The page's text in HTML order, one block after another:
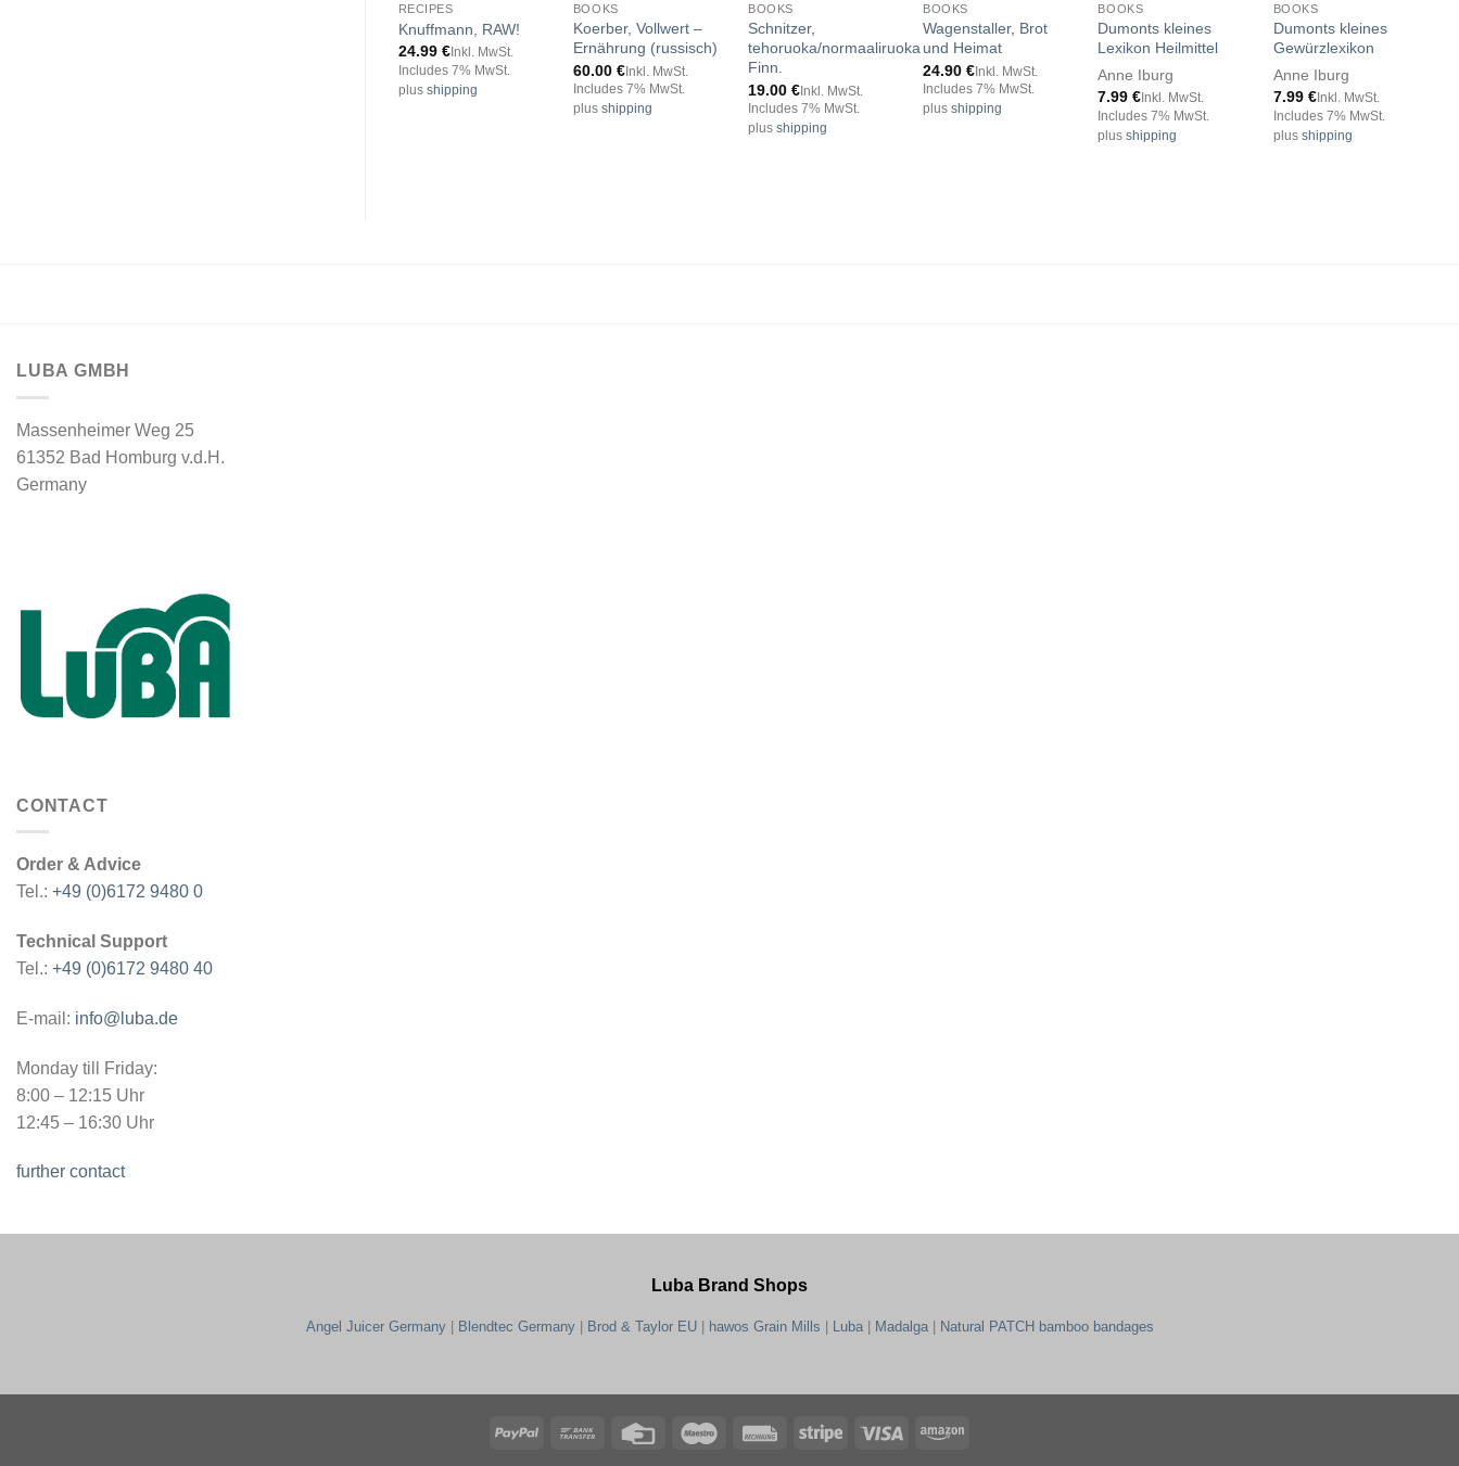
RECIPES
Knuffmann, RAW!
24.99 €Inkl. MwSt.
Includes 7% MwSt.
plus shipping
BOOKS
Koerber, Vollwert –
Ernährung (russisch)
60.00 €Inkl. MwSt.
Includes 7% MwSt.
plus shipping
BOOKS
Schnitzer,
tehoruoka/normaaliruoka
Finn.
19.00€ Inkl. MwSt.
Includes 7% MwSt.
plusshipping
BOOKS
Wagenstaller, Brot
und Heimat
24.90€ Inkl. MwSt.
Includes 7% MwSt.
plusshipping
BOOKS
Dumonts kleines
Lexikon Heilmittel
Anne Iburg
7.99€ Inkl. MwSt.
Includes 7% MwSt.
plusshipping
BOOKS
Dumonts kleines
Gewürzlexikon
Anne Iburg
7.99 €Inkl. MwSt.
Includes 7% MwSt.
plus shipping
LUBA GMBH
Massenheimer Weg 25
61352 Bad Homburg v.d.H.
Germany
CONTACT
Order & Advice
Tel.: +49 (0)6172 9480 0
Technical Support
Tel.: +49 (0)6172 9480 40
E-mail: info@luba.de
Monday till Friday:
8:00 – 12:15 Uhr
12:45 – 16:30 Uhr
further contact
Luba Brand Shops
Angel Juicer Germany| Blendtec Germany| Brod & Taylor EU| hawos Grain Mills Luba| Madalga| Natural PATCH bamboo bandages
PayPal
Bank
Credit
Maestro RechungStripe Visa Amazon